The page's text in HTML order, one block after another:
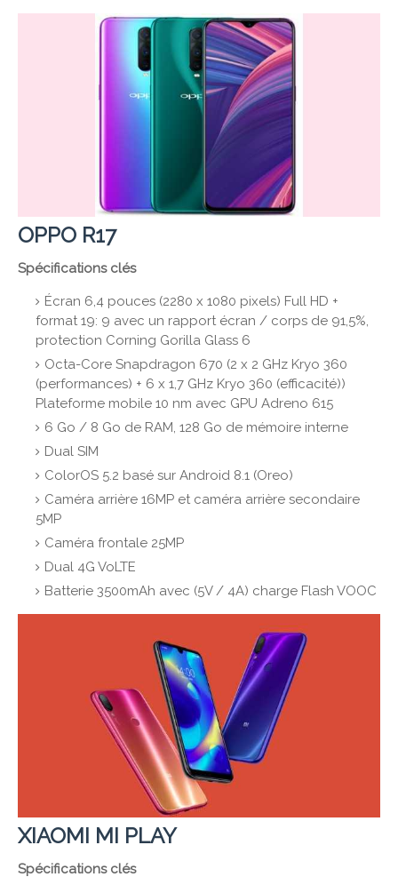
OPPO R17
Spécifications clés
Écran 6,4 pouces (2280 x 1080 pixels) Full HD +
format 19: 9 avec un rapport écran / corps de 91,5%,
protection Corning Gorilla Glass 6
Octa-Core Snapdragon 670 (2 x 2 GHz Kryo 360
(performances) + 6 x 1,7 GHz Kryo 360 (efficacité))
Plateforme mobile 10 nm avec GPU Adreno 615
6 Go / 8 Go de RAM, 128 Go de mémoire interne
Dual SIM
ColorOS 5.2 basé sur Android 8.1 (Oreo)
Caméra arrière 16MP et caméra arrière secondaire
5MP
Caméra frontale 25MP
Dual 4G VoLTE
Batterie 3500mAh avec (5V / 4A) charge Flash VOOC
XIAOMI MI PLAY
Spécifications clés